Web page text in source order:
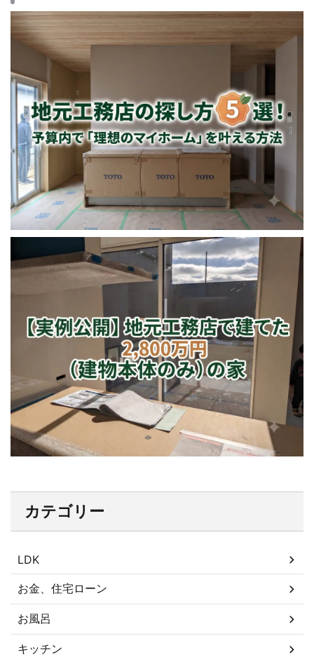
カテゴリー
LDK
お金、住宅ローン
お風呂
キッチン